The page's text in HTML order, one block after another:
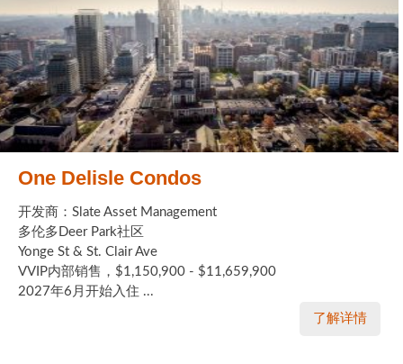
One Delisle Condos
开发商：Slate Asset Management
多伦多Deer Park社区
Yonge St & St. Clair Ave
VVIP内部销售，$1,150,900 - $11,659,900
2027年6月开始入住 ...
了解详情